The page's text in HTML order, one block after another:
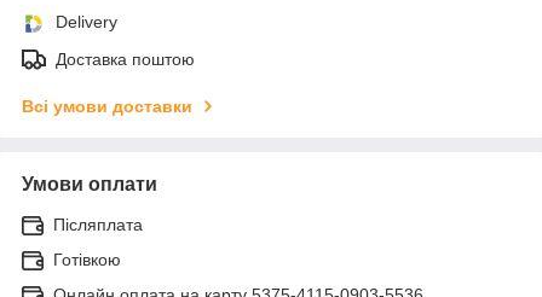
Delivery
Доставка поштою
Всі умови доставки
Умови оплати
Післяплата
Готівкою